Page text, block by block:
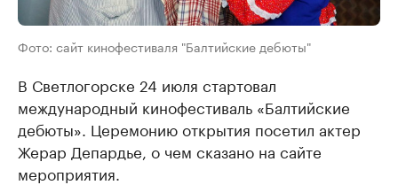
Фото: сайт кинофестиваля "Балтийские дебюты"
В Светлогорске 24 июля стартовал
международный кинофестиваль «Балтийские
дебюты». Церемонию открытия посетил актер
Жерар Депардье, о чем сказано на сайте
мероприятия.